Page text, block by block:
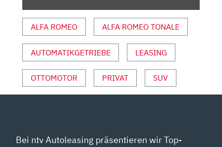
I
AUTO
UND
SPORT“
VON
YOUTUBE
ALFA ROMEO ALFA ROMEO TONALE
AUTOMATIKGETRIEBE LEASING
OTTOMOTOR PRIVAT SUV
Bei ntv Autoleasing präsentieren wir Top-